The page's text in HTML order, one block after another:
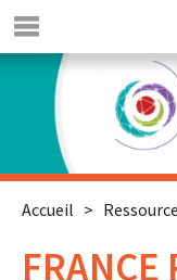
Accueil >
FRANCE